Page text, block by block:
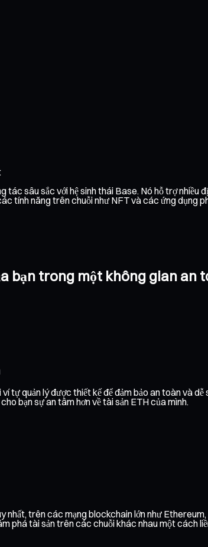
sâu sắc với hệ sinh thái Base. Nó hỗ trợ nhiều
tính năng trên chuỗi như NFT và các ứng dụng
bạn trong một không gian an
tự quản lý được thiết kế để đảm bảo an toàn và
bạn sự an tâm hơn về tài sản ETH của mình.
nhất, trên các mạng blockchain lớn như
phá tài sản trên các chuỗi khác nhau một cách